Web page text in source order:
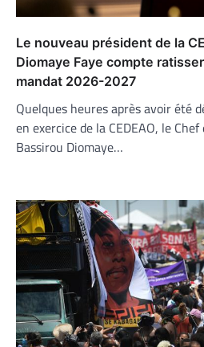
Le nouveau président de la
Diomaye Faye compte
mandat 2026-2027
Quelques heures après avoir été
en exercice de la CEDEAO, le
Bassirou Diomaye…